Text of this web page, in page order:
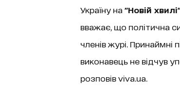
Україну на "Новій
вважає, що політична
членів журі. Принаймні
виконавець не відчув
розповів viva.ua.